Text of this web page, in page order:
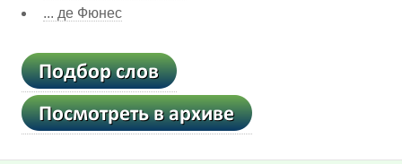
... де Фюнес